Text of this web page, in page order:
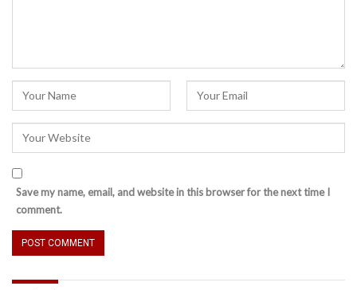
Save my name, email, and website in this browser for the next time I
comment.